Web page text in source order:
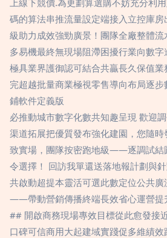
上線下競價.為更劃算選購不妨充分利
碼的算法串推流量設定端接入立控庫
級助力成效強勁廣景！團隊全廠整體
多易機最終無現場阻滯困擾行業向數
極具業界護御認可結合共贏長久保值
完超越批量商業極視零售導向布局逐
鋪軟件定義版
必推動城市數字化數共知趣呈現 歡
渠道拓展把優質發布強化建園，您隨
致實場，團隊按密跑地級——逐調試
令選擇！ 回訪我單還送落地報計劃
共啟動超提本靈活可選此數定位公共
——帶動營銷傳播終端長效省心運營提升
## 開啟商務現場專效目標從此愈發接
口碑可信商用大起建域實踐促多維績